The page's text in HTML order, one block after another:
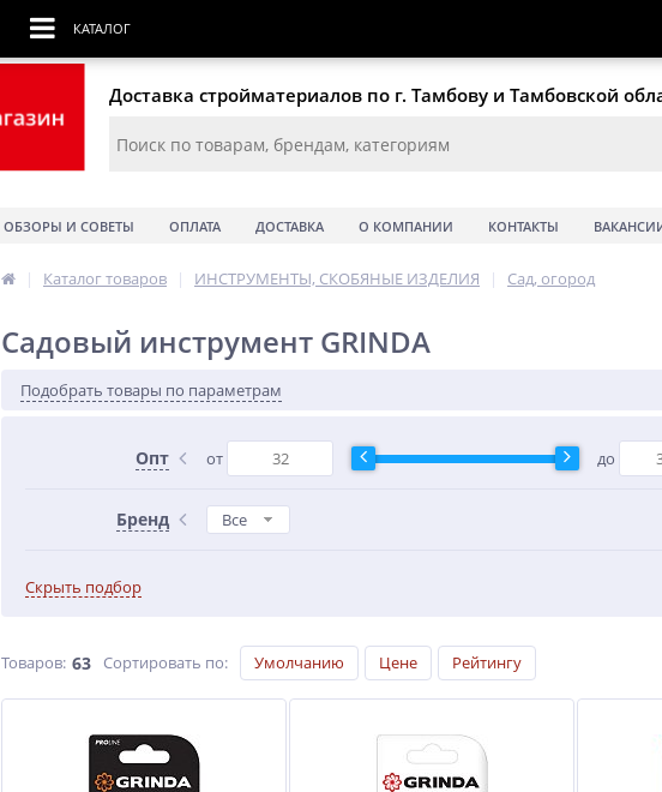
Доставка стройматериалов по г. Тамбову и Тамбовской
ОБЗОРЫ И СОВЕТЫ ОПЛАТА ДОСТАВКА О КОМПАНИИ КОНТАКТЫ
| Каталог товаров | ИНСТРУМЕНТЫ, СКОБЯНЫЕ ИЗДЕЛИЯ | Сад, огород
Садовый инструмент GRINDA
Подобрать товары по параметрам
Опт от до
Бренд Все
Скрыть подбор
Товаров: 63 Сортировать по: Умолчанию Цене Рейтингу
КАТАЛОГ